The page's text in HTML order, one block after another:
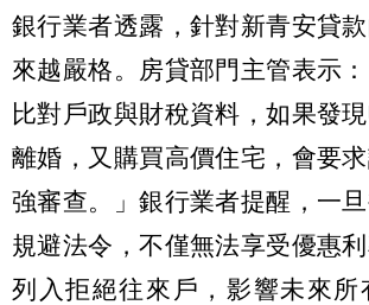
銀行業者透露，針對新青安貸
來越嚴格。房貸部門主管表示
比對戶政與財稅資料，如果發
離婚，又購買高價住宅，會要
強審查。」銀行業者提醒，一
規避法令，不僅無法享受優惠
列入拒絕往來戶，影響未來所